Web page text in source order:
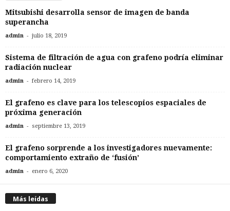
Mitsubishi desarrolla sensor de imagen de banda
superancha
admin - julio 18, 2019
Sistema de filtración de agua con grafeno podría eliminar
radiación nuclear
admin - febrero 14, 2019
El grafeno es clave para los telescopios espaciales de
próxima generación
admin - septiembre 13, 2019
El grafeno sorprende a los investigadores nuevamente:
comportamiento extraño de ‘fusión’
admin - enero 6, 2020
Más leídas